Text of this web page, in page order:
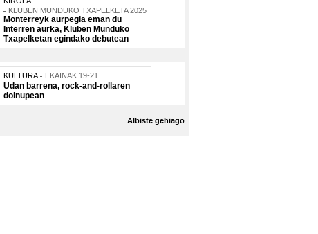
KLUBEN MUNDUKO TXAPELKETA 2025
Monterreyk aurpegia eman du
Interren aurka, Kluben Munduko
Txapelketan egindako debutean
KULTURA EKAINAK 19-21
Udan barrena, rock-and-rollaren
doinupean
Albiste gehiago